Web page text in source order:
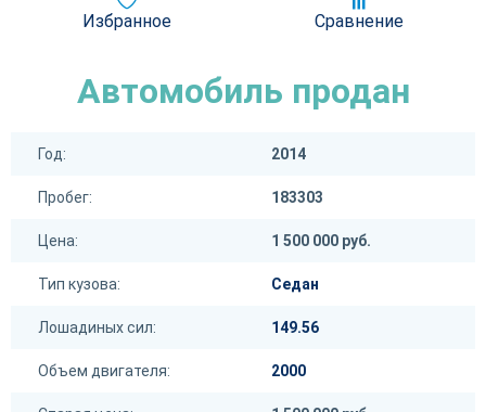
Избранное Сравнение
Автомобиль продан
Год: 2014
Пробег: 183303
Цена: 1 500 000 руб.
Тип кузова: Седан
Лошадиных сил: 149.56
Объем двигателя: 2000